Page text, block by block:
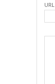
URL